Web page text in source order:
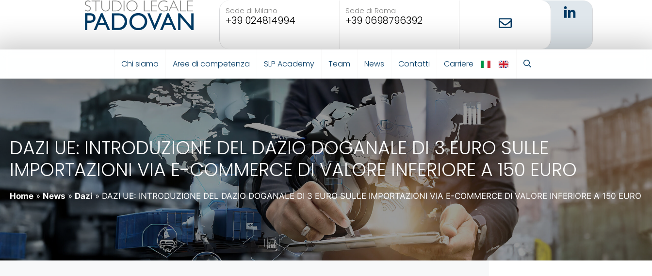
Sede di Milano
+39 024814994
Sede di Roma
+39 0698796392
Chi siamo Aree di competenza SLP Academy Team News Contatti
Carriere
DAZI UE: INTRODUZIONE DEL DAZIO DOGANALE DI 3 EURO SULLE
IMPORTAZIONI VIA E-COMMERCE DI VALORE INFERIORE A 150 EURO
Home » News » Dazi » DAZI UE: INTRODUZIONE DEL DAZIO DOGANALE DI 3 EURO SULLE IMPORTAZIONI VIA E-COMMERCE DI VALORE INFERIORE A 150 EURO